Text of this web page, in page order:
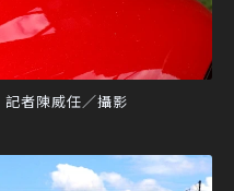
者陳威任／攝影